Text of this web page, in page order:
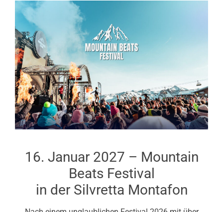
16. Januar 2027 – Mountain
Beats Festival
in der Silvretta Montafon